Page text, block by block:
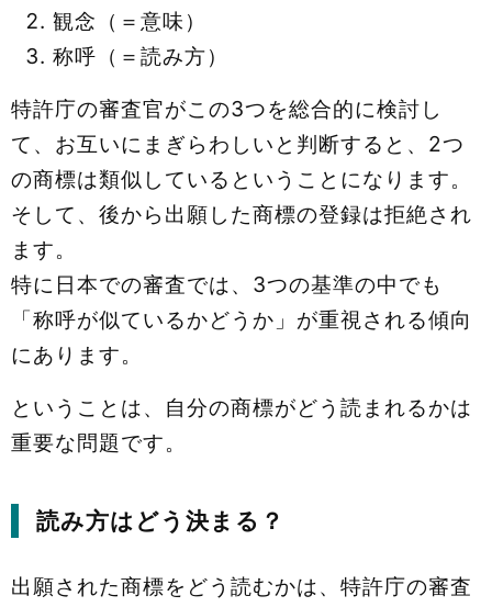
観念（＝意味）
称呼（＝読み方）
特許庁の審査官がこの3つを総合的に検討し
て、お互いにまぎらわしいと判断すると、2つ
の商標は類似しているということになります。
そして、後から出願した商標の登録は拒絶され
ます。
特に日本での審査では、3つの基準の中でも
「称呼が似ているかどうか」が重視される傾向
にあります。
ということは、自分の商標がどう読まれるかは
重要な問題です。
読み方はどう決まる？
出願された商標をどう読むかは、特許庁の審査